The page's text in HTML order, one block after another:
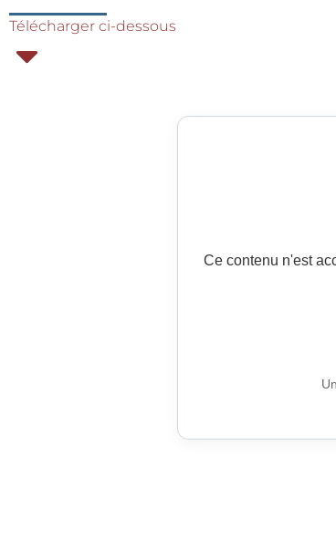
Télécharger ci-dessous
Ce contenu n'est